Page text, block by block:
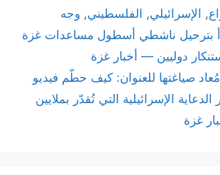
, الإسرائيلي, الفلسطيني, وجه
بترحيل ناشطي أسطول مساعدات غزة
دوليين — أخبار غزة
صياغتها للعنوان: كيف حطّم فيديو
الإسرائيلية التي تُقدّر بملايين
غزة